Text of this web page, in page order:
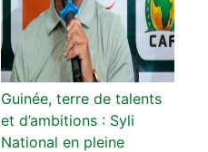
Guinée, terre de talents
et d’ambitions : Syli
National en pleine